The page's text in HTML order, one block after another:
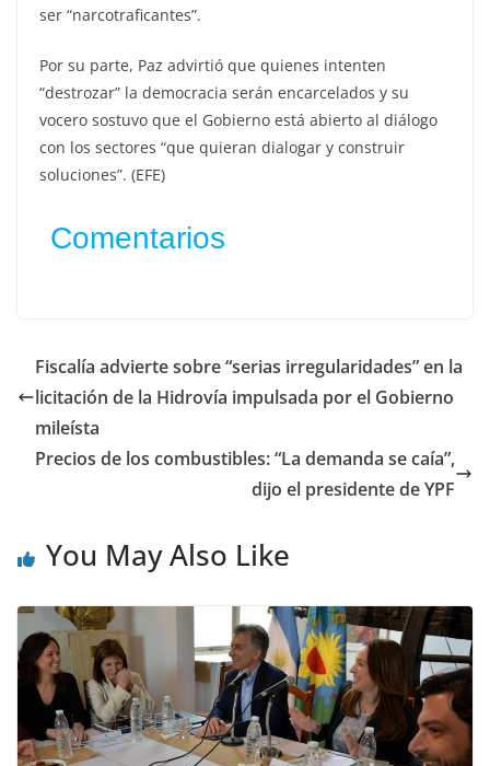
ser “narcotraficantes”.
Por su parte, Paz advirtió que quienes intenten
“destrozar” la democracia serán encarcelados y su
vocero sostuvo que el Gobierno está abierto al diálogo
con los sectores “que quieran dialogar y construir
soluciones”. (EFE)
Comentarios
Fiscalía advierte sobre “serias irregularidades” en la
licitación de la Hidrovía impulsada por el Gobierno
mileísta
Precios de los combustibles: “La demanda se caía”,
dijo el presidente de YPF
You May Also Like